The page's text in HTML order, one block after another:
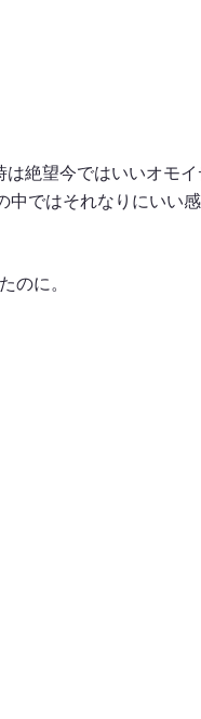
絶望今ではいいオモ
ではそれなりにいい
のに。